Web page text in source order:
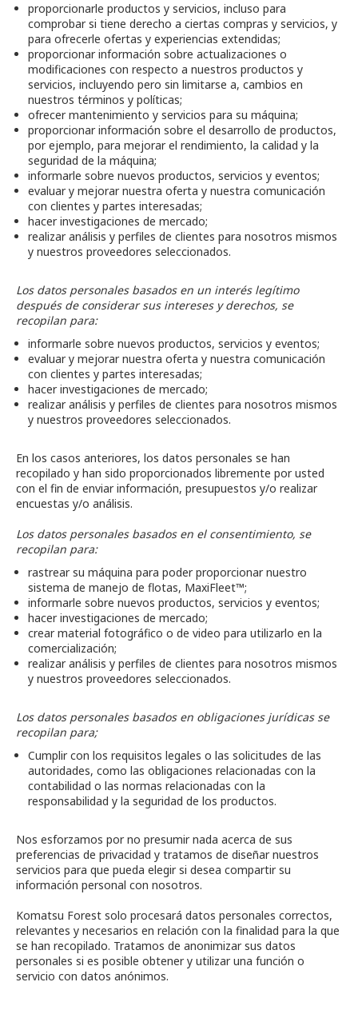
proporcionarle productos y servicios, incluso para
comprobar si tiene derecho a ciertas compras y servicios, y
para ofrecerle ofertas y experiencias extendidas;
proporcionar información sobre actualizaciones o
modificaciones con respecto a nuestros productos y
servicios, incluyendo pero sin limitarse a, cambios en
nuestros términos y políticas;
ofrecer mantenimiento y servicios para su máquina;
proporcionar información sobre el desarrollo de productos,
por ejemplo, para mejorar el rendimiento, la calidad y la
seguridad de la máquina;
informarle sobre nuevos productos, servicios y eventos;
evaluar y mejorar nuestra oferta y nuestra comunicación
con clientes y partes interesadas;
hacer investigaciones de mercado;
realizar análisis y perfiles de clientes para nosotros mismos
y nuestros proveedores seleccionados.
Los datos personales basados en un interés legítimo
después de considerar sus intereses y derechos, se
recopilan para:
informarle sobre nuevos productos, servicios y eventos;
evaluar y mejorar nuestra oferta y nuestra comunicación
con clientes y partes interesadas;
hacer investigaciones de mercado;
realizar análisis y perfiles de clientes para nosotros mismos
y nuestros proveedores seleccionados.
En los casos anteriores, los datos personales se han
recopilado y han sido proporcionados libremente por usted
con el fin de enviar información, presupuestos y/o realizar
encuestas y/o análisis.
Los datos personales basados en el consentimiento, se
recopilan para:
rastrear su máquina para poder proporcionar nuestro
sistema de manejo de flotas, MaxiFleet™;
informarle sobre nuevos productos, servicios y eventos;
hacer investigaciones de mercado;
crear material fotográfico o de video para utilizarlo en la
comercialización;
realizar análisis y perfiles de clientes para nosotros mismos
y nuestros proveedores seleccionados.
Los datos personales basados en obligaciones jurídicas se
recopilan para;
Cumplir con los requisitos legales o las solicitudes de las
autoridades, como las obligaciones relacionadas con la
contabilidad o las normas relacionadas con la
responsabilidad y la seguridad de los productos.
Nos esforzamos por no presumir nada acerca de sus
preferencias de privacidad y tratamos de diseñar nuestros
servicios para que pueda elegir si desea compartir su
información personal con nosotros.
Komatsu Forest solo procesará datos personales correctos,
relevantes y necesarios en relación con la finalidad para la que
se han recopilado. Tratamos de anonimizar sus datos
personales si es posible obtener y utilizar una función o
servicio con datos anónimos.